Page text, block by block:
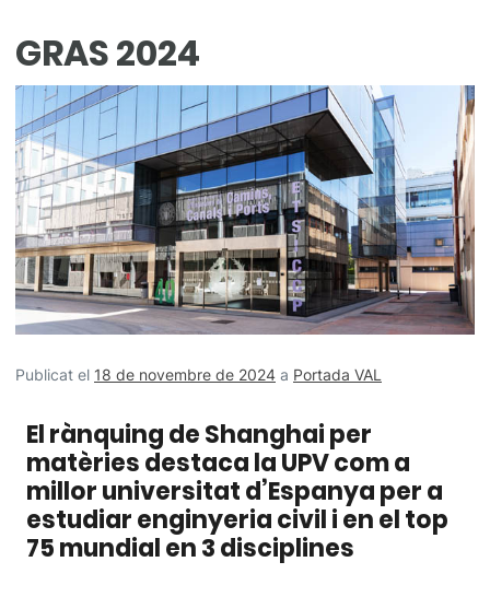
GRAS 2024
Publicat el 18 de novembre de 2024 a Portada VAL
El rànquing de Shanghai per
matèries destaca la UPV com a
millor universitat d’Espanya per a
estudiar enginyeria civil i en el top
75 mundial en 3 disciplines